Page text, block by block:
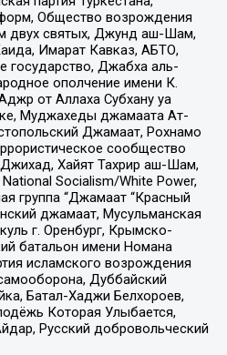
Общество возрождения
двух святых, Джунд аш-Шам,
Имарат Кавказ, АБТО,
государство, Джабха аль-
ополчение имени К.
от Аллаха Субхану уа
Муджахеды джамаата Ат-
Джамаат, Рохнамо
сообщество
Хайят Тахрир аш-Шам,
Socialism/White Power,
группа “Джамаат “Красный
джамаат, Мусульманская
г. Оренбург, Крымско-
батальон имени Номана
исламского возрождения
Дуббайский
Батал-Хаджи Белхороев,
Которая Улыбается,
Русский добровольческий